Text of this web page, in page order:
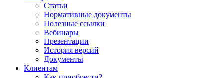
Статьи
Нормативные документы
Полезные ссылки
Вебинары
Презентации
История версий
Документы
Клиентам